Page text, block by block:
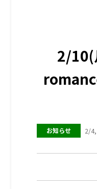
2/10(
お知らせ 2/